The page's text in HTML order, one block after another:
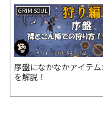
GRIM SOUL
序盤になかなかアイテ
を解説！